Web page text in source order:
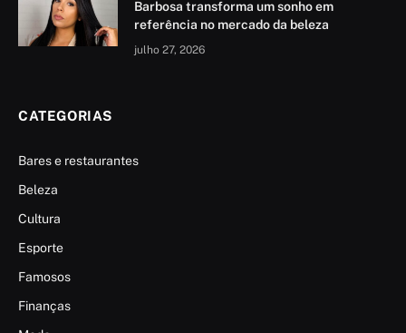
Barbosa transforma um sonho em
referência no mercado da beleza
julho 27, 2026
CATEGORIAS
Bares e restaurantes
Beleza
Cultura
Esporte
Famosos
Finanças